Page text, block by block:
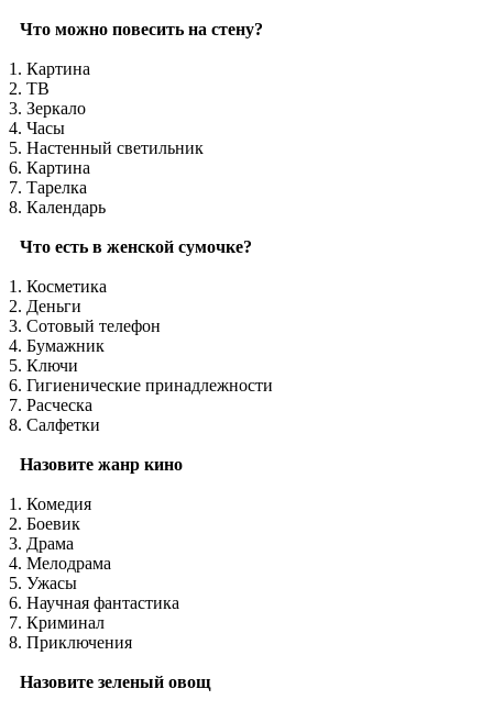
Что можно повесить на стену?
1. Картина
2. ТВ
3. Зеркало
4. Часы
5. Настенный светильник
6. Картина
7. Тарелка
8. Календарь
Что есть в женской сумочке?
1. Косметика
2. Деньги
3. Сотовый телефон
4. Бумажник
5. Ключи
6. Гигиенические принадлежности
7. Расческа
8. Салфетки
Назовите жанр кино
1. Комедия
2. Боевик
3. Драма
4. Мелодрама
5. Ужасы
6. Научная фантастика
7. Криминал
8. Приключения
Назовите зеленый овощ